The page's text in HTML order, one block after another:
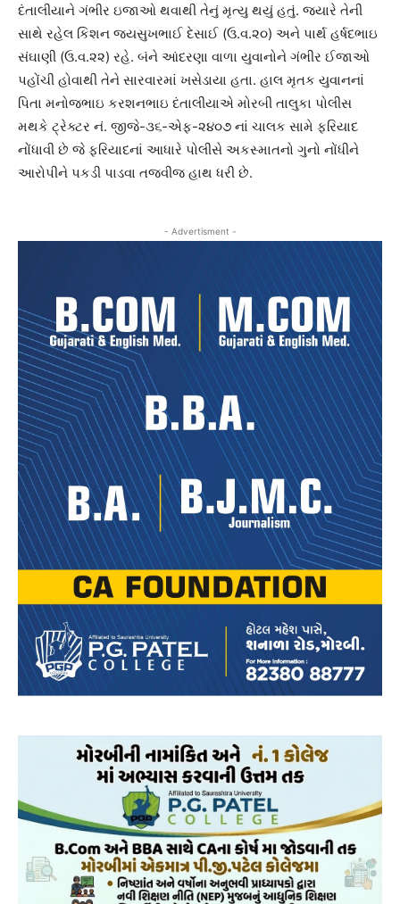
દંતાલીયાને ગંભીર ઇજાઓ થવાથી તેનું મૃત્યુ થયું હતું. જ્યારે તેની
સાથે રહેલ કિશન જયસુખભાઈ દેસાઈ (ઉ.વ.૨૦) અને પાર્થ હર્ષદભાઇ
સંઘાણી (ઉ.વ.૨૨) રહે. બંને આંદરણા વાળા યુવાનોને ગંભીર ઈજાઓ
પહોંચી હોવાથી તેને સારવારમાં ખસેડાયા હતા. હાલ મૃતક યુવાનનાં
પિતા મનોજભાઇ કરશનભાઇ દંતાલીયાએ મોરબી તાલુકા પોલીસ
મથકે ટ્રેક્ટર નં. જીજે-૩૬-એફ-૨૪૦૭ નાં ચાલક સામે ફરિયાદ
નોંધાવી છે જે ફરિયાદનાં આધારે પોલીસે અકસ્માતનો ગુનો નોંધીને
આરોપીને પકડી પાડવા તજવીજ હાથ ધરી છે.
- Advertisment -